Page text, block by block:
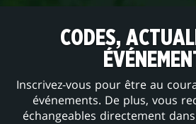
CODES,
Inscrivez-vous pour être au
événements. De plus, vous
échangeables directement